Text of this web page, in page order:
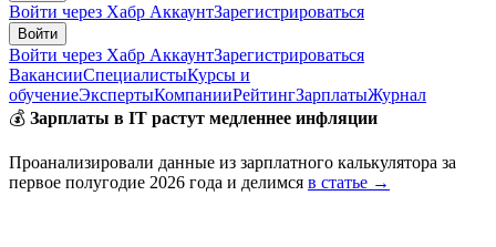
Войти через Хабр АккаунтЗарегистрироваться
Войти
Войти через Хабр АккаунтЗарегистрироваться
ВакансииСпециалистыКурсы и
обучениеЭкспертыКомпанииРейтингЗарплатыЖурнал
💰 Зарплаты в IT растут медленнее инфляции
Проанализировали данные из зарплатного калькулятора за
первое полугодие 2026 года и делимся в статье →